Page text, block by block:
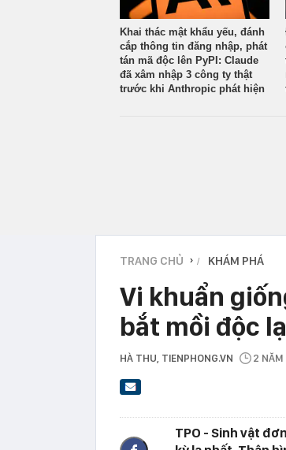
Khai thác mật khẩu yếu, đánh
cắp thông tin đăng nhập, phát
tán mã độc lên PyPI: Claude
đã xâm nhập 3 công ty thật
trước khi Anthropic phát hiện
TRANG CHỦ › KHÁM PHÁ
Vi khuẩn
bắt mồi độc lạ
HÀ THU , TIENPHONG.VN 2 NĂM
TPO - Sinh vật